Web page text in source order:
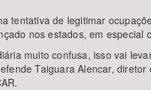
tentativa de legitimar
nos estados, em especial
muito confusa, isso vai
Taiguara Alencar,